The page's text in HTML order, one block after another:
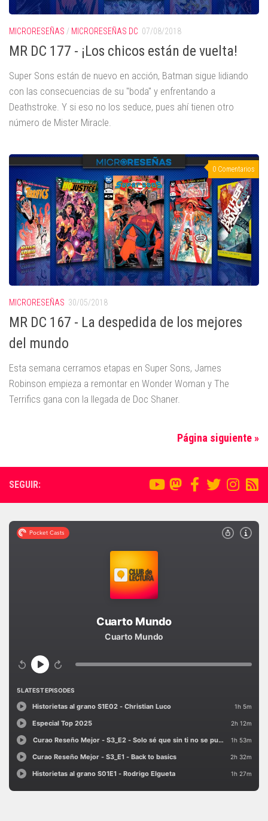
MICRORESEÑAS / MICRORESEÑAS DC 07/08/2018
MR DC 177 - ¡Los chicos están de vuelta!
Super Sons están de nuevo en acción, Batman sigue lidiando
con las consecuencias de su "boda" y enfrentando a
Deathstroke. Y si eso no los seduce, pues ahí tienen otro
número de Mister Miracle.
0 Comentarios
MICRORESEÑAS 30/05/2018
MR DC 167 - La despedida de los mejores
del mundo
Esta semana cerramos etapas en Super Sons, James
Robinson empieza a remontar en Wonder Woman y The
Terrifics gana con la llegada de Doc Shaner.
Página siguiente »
SEGUIR: